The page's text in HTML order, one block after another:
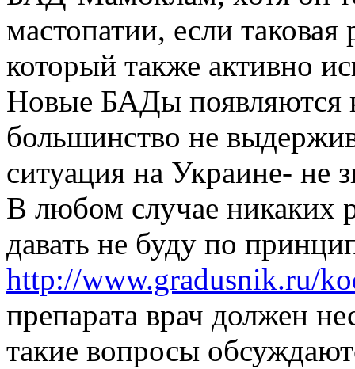
мастопатии, если таковая
который также активно
Новые БАДы появляются
большинство не
ситуация на Украине- не
В любом случае никаких
давать не буду по
http://www.gradusnik.ru/
препарата врач должен
такие вопросы